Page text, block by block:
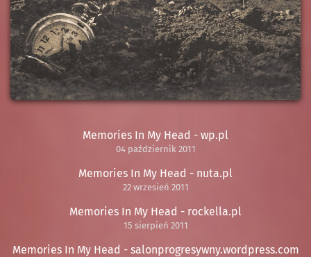
Memories In My Head - wp.pl
04 październik 2011
Memories In My Head - nuta.pl
22 wrzesień 2011
Memories In My Head - rockella.pl
15 sierpień 2011
Memories In My Head - salonprogresywny.wordpress.com